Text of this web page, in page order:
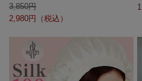
3,850
2,980